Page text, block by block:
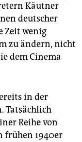
Käutner
deutscher
Zeit wenig
zu ändern, nicht
dem Cinema
in der
Tatsächlich
Reihe von
frühen 1940er